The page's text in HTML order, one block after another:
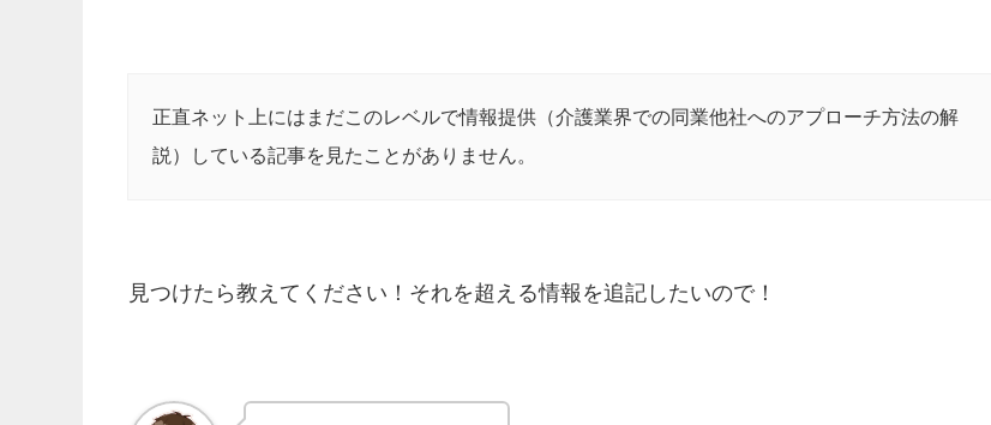
正直ネット上にはまだこのレベルで情報提供（介護業界での同業他社へのアプローチ方法の解
説）している記事を見たことがありません。
見つけたら教えてください！それを超える情報を追記したいので！